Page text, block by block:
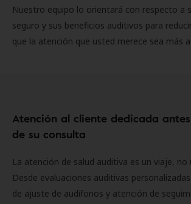
Nuestro equipo lo orientará con respecto a
seguro y sus beneficios auditivos para
que la atención que usted merece sea más
Atención al cliente dedicada
de su consulta
La atención de salud auditiva es un viaje, no
Desde evaluaciones auditivas
de ajuste de audífonos y atención de